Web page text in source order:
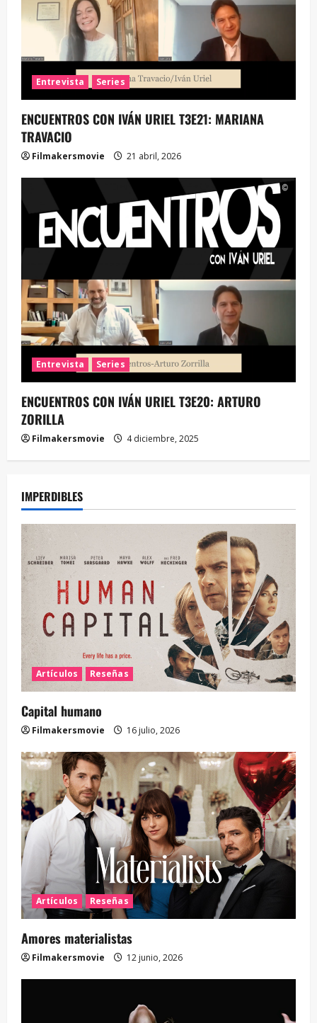
Entrevista Series
ENCUENTROS CON IVÁN URIEL T3E21: MARIANA
TRAVACIO
Filmakersmovie 21 abril, 2026
Entrevista Series
ENCUENTROS CON IVÁN URIEL T3E20: ARTURO
ZORILLA
Filmakersmovie 4 diciembre, 2025
IMPERDIBLES
Artículos Reseñas
Capital humano
Filmakersmovie 16 julio, 2026
Artículos Reseñas
Amores materialistas
Filmakersmovie 12 junio, 2026